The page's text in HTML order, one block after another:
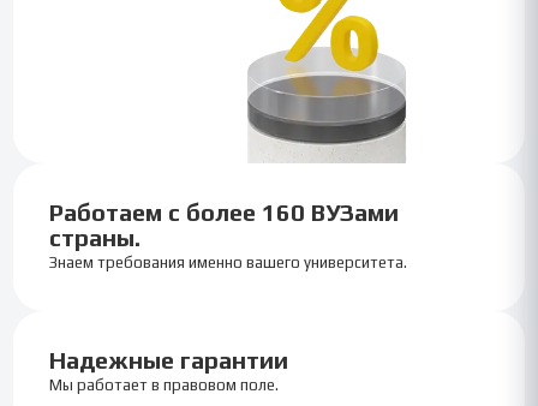
Работаем с более 160 ВУЗами
страны.
Знаем требования именно вашего университета.
Надежные гарантии
Мы работает в правовом поле.